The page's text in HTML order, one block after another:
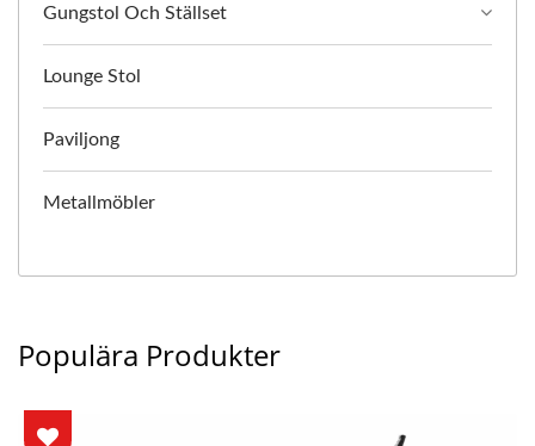
Gungstol Och Ställset
Lounge Stol
Paviljong
Metallmöbler
Populära Produkter